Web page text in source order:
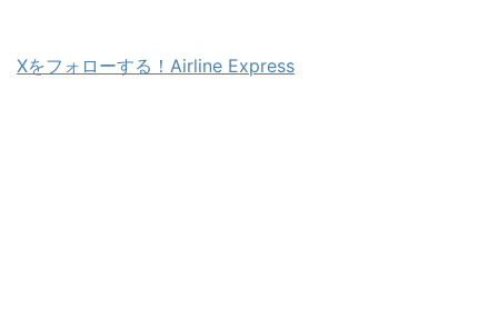
Xをフォローする！Airline Express